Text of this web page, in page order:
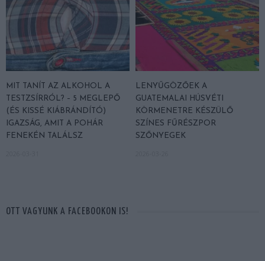
MIT TANÍT AZ ALKOHOL A
TESTZSÍRRÓL? – 5 MEGLEPŐ
(ÉS KISSÉ KIÁBRÁNDÍTÓ)
IGAZSÁG, AMIT A POHÁR
FENEKÉN TALÁLSZ
LENYŰGÖZŐEK A
GUATEMALAI HÚSVÉTI
KÖRMENETRE KÉSZÜLŐ
SZÍNES FŰRÉSZPOR
SZŐNYEGEK
OTT VAGYUNK A FACEBOOKON IS!